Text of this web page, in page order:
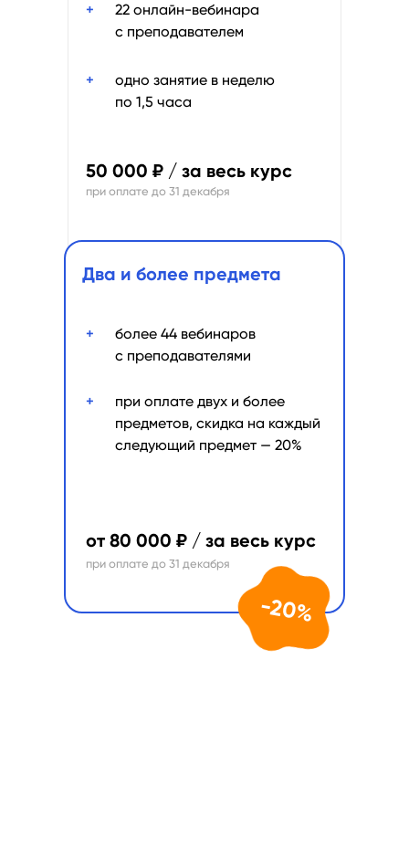
50 000 ₽ / за весь курс
Два и более предмета
+
более 44 вебинаров
с преподавателями
+
22 онлайн-вебинара
с преподавателем
+
одно занятие в неделю
по 1,5 часа
+
-20%
при оплате двух и более
предметов, скидка на каждый
следующий предмет — 20%
при оплате до 31 декабря
от 80 000 ₽ / за весь курс
при оплате до 31 декабря